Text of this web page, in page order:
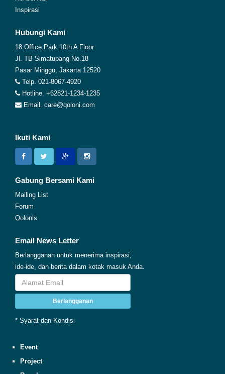
Inspirasi
Hubungi Kami
18 Office Park 10th A Floor
Jl. TB Simatupang No.18
Pasar Minggu, Jakarta 12520
Telp. 021-8067-4920
Hotline. +62821-1234-1235
Email. care@qoloni.com
Ikuti Kami
Gabung Bersami Kami
Mailing List
Forum
Qolonis
Email News Letter
Berlangganan untuk menerima inspirasi,
ide-ide, dan berita dalam kotak masuk Anda.
Berlangganan
* Syarat dan Kondisi
Event
Project